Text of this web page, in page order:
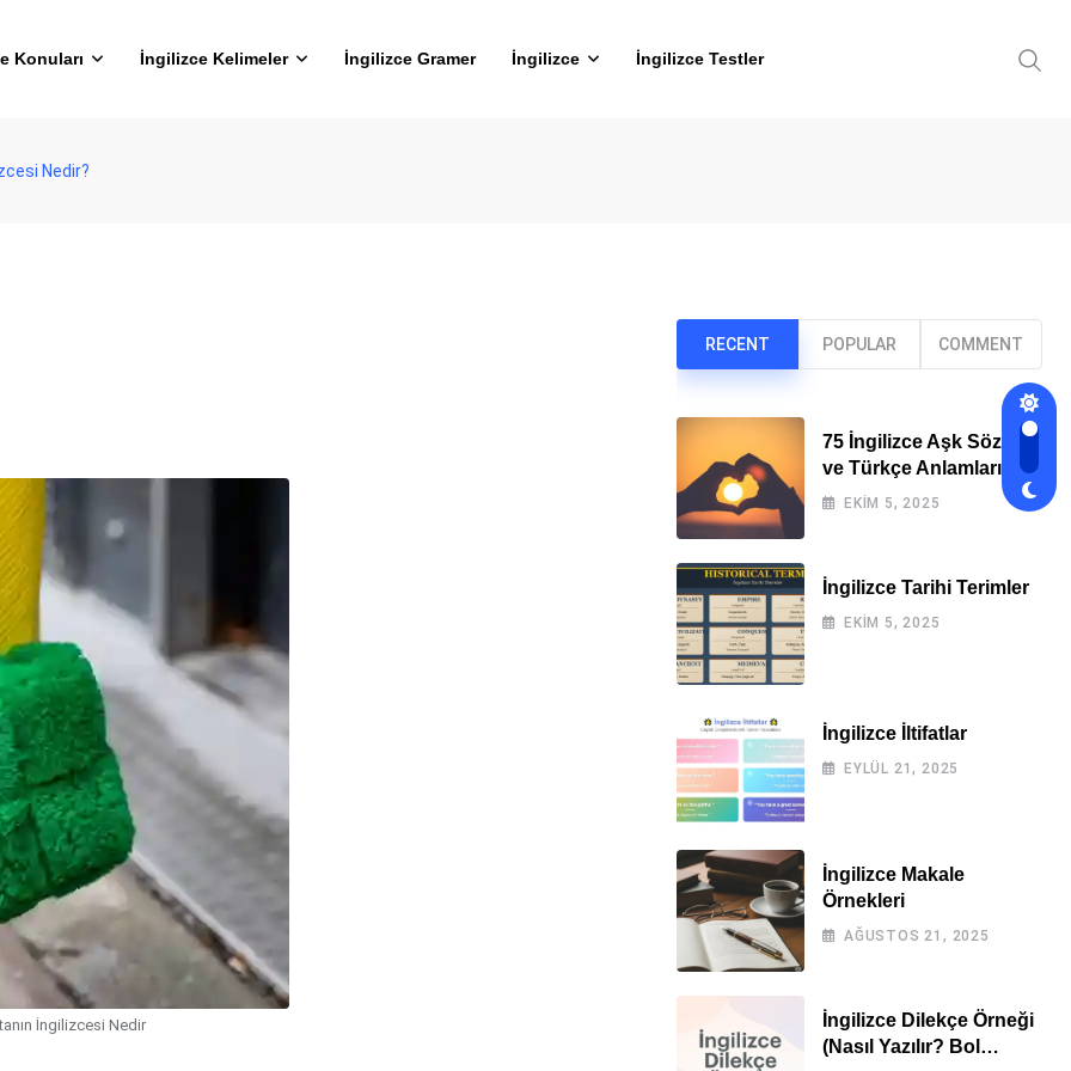
Konuları İngilizce Kelimeler İngilizce Gramer İngilizce İngilizce Testler
Nedir?
İngilizcesi Nedir
RECENT POPULAR COMMENT
75 İngilizce Aşk Sözleri
ve Türkçe Anlamları
EKIM 5, 2025
İngilizce Tarihi Terimler
EKIM 5, 2025
İngilizce İltifatlar
EYLÜL 21, 2025
İngilizce Makale
Örnekleri
AĞUSTOS 21, 2025
İngilizce Dilekçe Örneği
(Nasıl Yazılır? Bol